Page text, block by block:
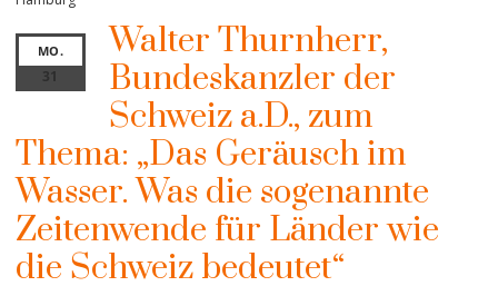
MO.
31
Walter Thurnherr,
Bundeskanzler der
Schweiz a.D., zum
Thema: „Das Geräusch im
Wasser. Was die sogenannte
Zeitenwende für Länder wie
die Schweiz bedeutet“